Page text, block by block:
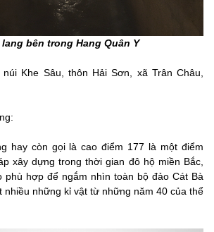
lang bên trong Hang Quân Y
Khe Sâu, thôn Hải Sơn, xã Trân Châu,
hay còn gọi là cao điểm 177 là một điểm
xây dựng trong thời gian đô hộ miền Bắc,
phù hợp để ngắm nhìn toàn bộ đảo Cát Bà
nhiều những kỉ vật từ những năm 40 của thể